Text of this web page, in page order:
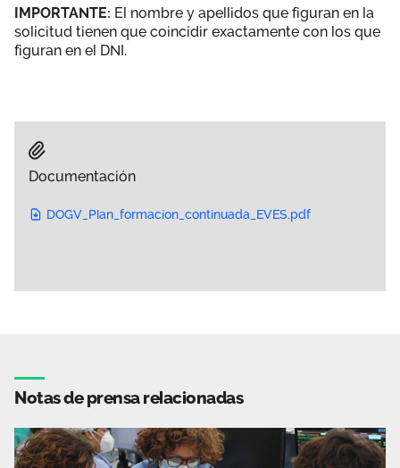
IMPORTANTE: El nombre y apellidos que figuran en la
solicitud tienen que coincidir exactamente con los que
figuran en el DNI.
Documentación
DOGV_Plan_formacion_continuada_EVES.pdf
Notas de prensa relacionadas